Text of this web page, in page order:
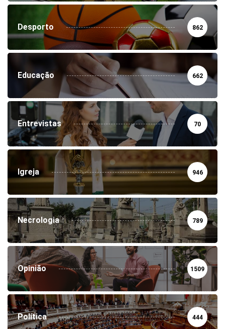
Desporto 862
Educação 662
Entrevistas 70
Igreja 946
Necrologia 789
Opinião 1509
Política 444